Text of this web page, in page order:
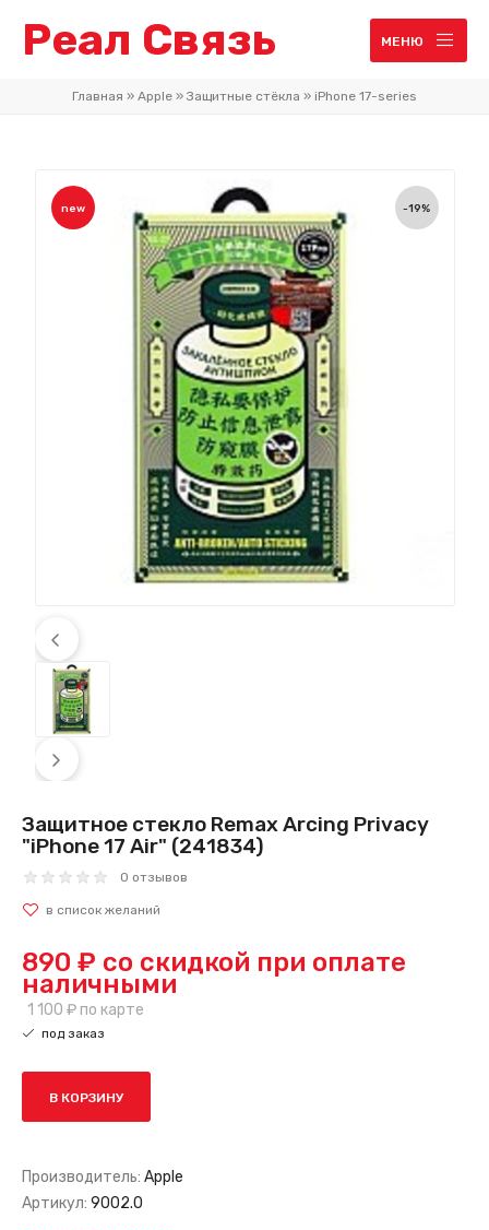
Реал Связь МЕНЮ
Главная » Apple » Защитные стёкла » iPhone 17-series
-19%
new
Защитное стекло Remax Arcing Privacy
"iPhone 17 Air" (241834)
0 отзывов
890 ₽ со скидкой при оплате
наличными
1 100 ₽ по карте
под заказ
В КОРЗИНУ
Производитель: Apple
Артикул: 9002.0